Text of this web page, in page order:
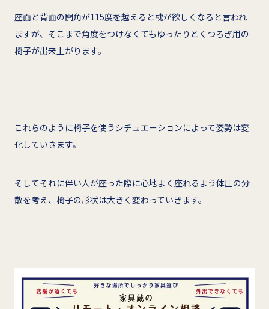
座面と背面の開角が115度を越えると枕が欲しくなると言われ
ますが、そこまで角度をつけなくてもゆったりとくつろぎ用の
椅子が出来上がります。
これらのように椅子を使うシチュエーションによって姿勢は変
化していきます。
そしてそれに伴い人が座った際に心地よく座れるよう体圧の分
散を考え、椅子の形状は大きく変わっていきます。